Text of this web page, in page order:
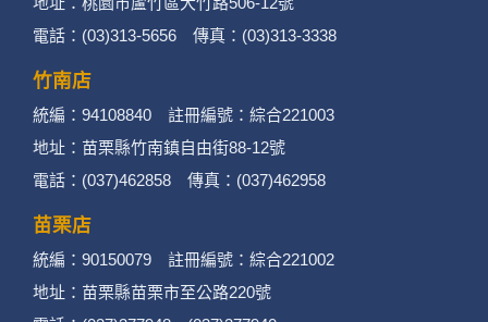
電話：(03)313-5656 傳真：(03)313-3338
竹南店
統編：94108840 註冊編號：綜合221003
地址：苗栗縣竹南鎮自由街88-12號
電話：(037)462858 傳真：(037)462958
苗栗店
統編：90150079 註冊編號：綜合221002
地址：苗栗縣苗栗市至公路220號